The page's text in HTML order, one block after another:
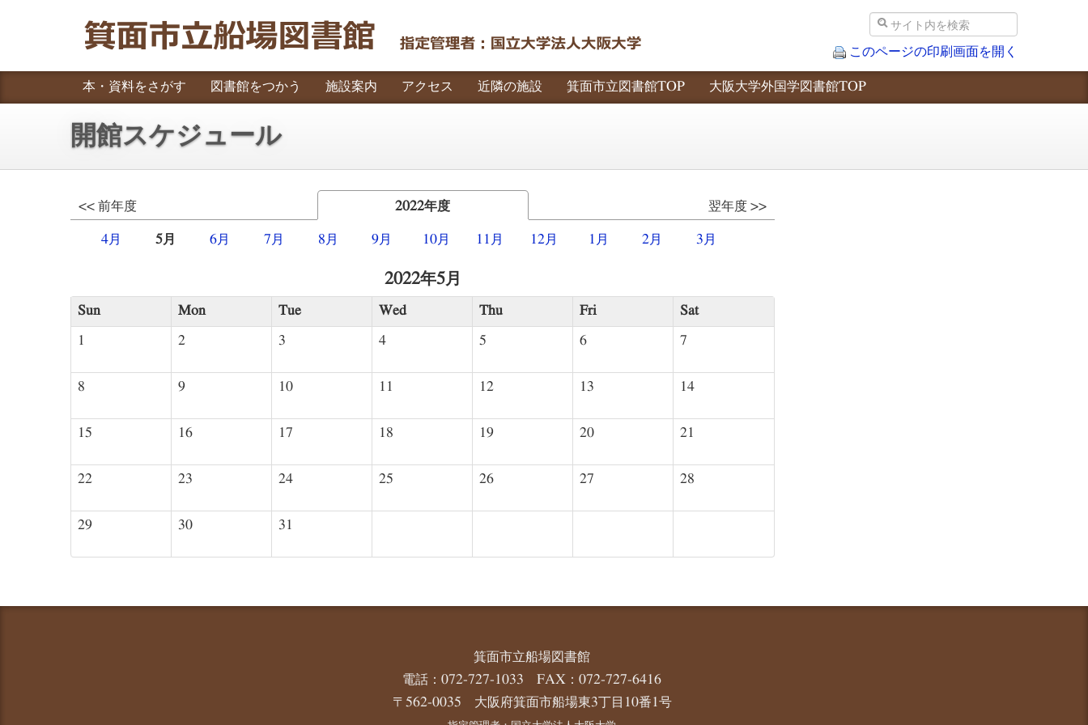
このページの印刷画面を開く
本・資料をさがす
図書館をつかう 施設案内 アクセス 近隣の施設 箕面市立図書館TOP 大阪大学外国学図書館TOP
開館スケジュール
<< 前年度 2022年度
翌年度 >>
4月
5月 6月 7月 8月 9月 10月 11月 12月 1月 2月 3月
2022年5月
Sun Mon Tue Wed Thu Fri
Sat
1
2 3 4 5 6 7
8 9 10 11 12 13 14
15 16 17 18 19 20 21
22 23 24 25 26 27 28
29 30 31
箕面市立船場図書館
電話：072-727-1033 FAX：072-727-6416
〒562-0035 大阪府箕面市船場東3丁目10番1号